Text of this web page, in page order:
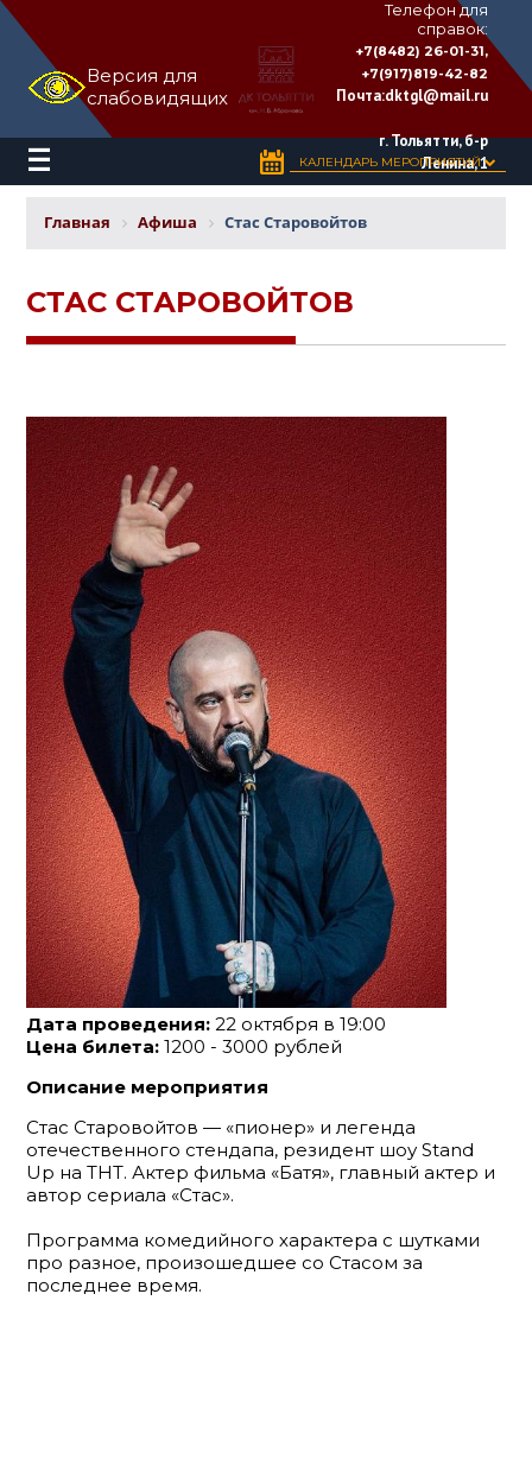
Версия для
слабовидящих
ДВОРЕЦ
КУЛЬТУРЫ
«ТОЛЬЯТТИ»
имени
Телефон для
справок:
+7(8482) 26-01-31,
+7(917)819-42-82
Почта:dktgl@mail.ru
г. Тольятти, б-р
Ленина, 1
КАЛЕНДАРЬ МЕРОПРИЯТИЙ
Главная Афиша Стас Старовойтов
СТАС СТАРОВОЙТОВ
Дата проведения: 22 октября в 19:00
Цена билета: 1200 - 3000 рублей
Описание мероприятия
Стас Старовойтов — «пионер» и легенда
отечественного стендапа, резидент шоу Stand
Up на ТНТ. Актер фильма «Батя», главный актер и
автор сериала «Стас».
Программа комедийного характера с шутками
про разное, произошедшее со Стасом за
последнее время.